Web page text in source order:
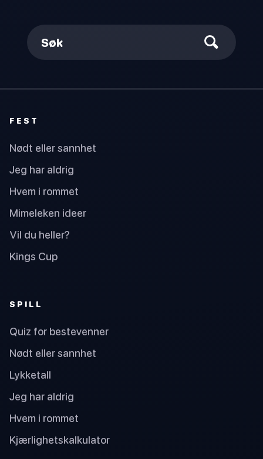
Søk
FEST
Nødt eller sannhet
Jeg har aldrig
Hvem i rommet
Mimeleken ideer
Vil du heller?
Kings Cup
SPILL
Quiz for bestevenner
Nødt eller sannhet
Lykketall
Jeg har aldrig
Hvem i rommet
Kjærlighetskalkulator